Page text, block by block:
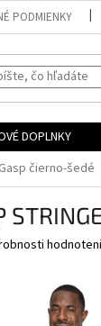
PODMIENKY
DOPLNKY
Gasp čierno-šedé